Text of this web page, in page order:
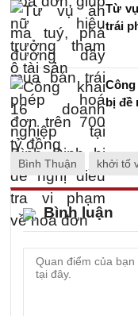
Từ
trái
bị đề
Bình Thuận khởi tố
Bình luận